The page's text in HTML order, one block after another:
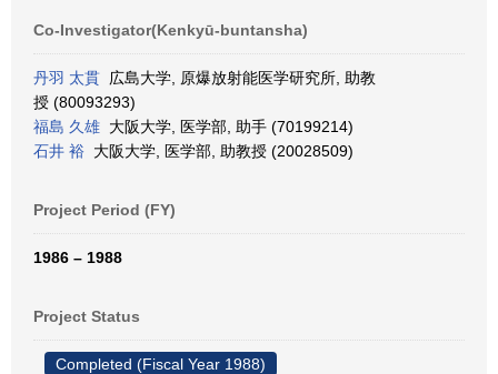
Co-Investigator(Kenkyū-buntansha)
丹羽 太貫 広島大学, 原爆放射能医学研究所, 助教
授 (80093293)
福島 久雄 大阪大学, 医学部, 助手 (70199214)
石井 裕 大阪大学, 医学部, 助教授 (20028509)
Project Period (FY)
1986 – 1988
Project Status
Completed (Fiscal Year 1988)